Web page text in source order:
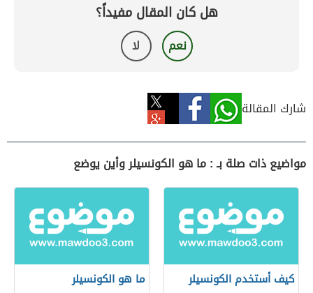
هل كان المقال مفيداً؟
نعم لا
شارك المقالة
مواضيع ذات صلة بـ : ما هو الكونسيلر وأين يوضع
كيف أستخدم الكونسيلر ما هو الكونسيلر